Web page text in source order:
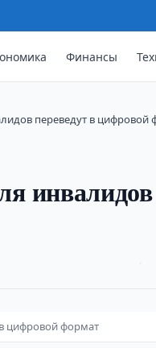
Финансы
переведут в цифровой
цифровой формат